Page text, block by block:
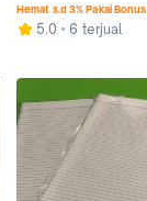
Hemat s.d 3% Pakai Bonus
5.0 6 terjual